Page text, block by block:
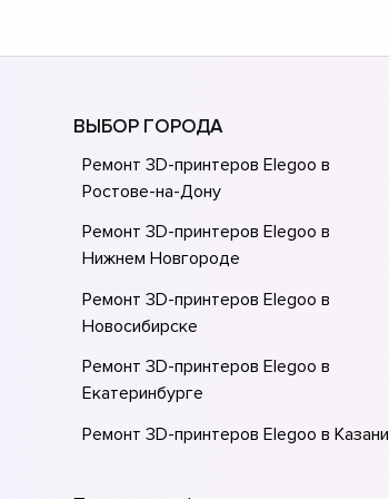
ВЫБОР ГОРОДА
Ремонт 3D-принтеров Elegoo в
Ростове-на-Донy
Ремонт 3D-принтеров Elegoo в
Нижнем Новгороде
Ремонт 3D-принтеров Elegoo в
Новосибирске
Ремонт 3D-принтеров Elegoo в
Екатеринбурге
Ремонт 3D-принтеров Elegoo в Казани